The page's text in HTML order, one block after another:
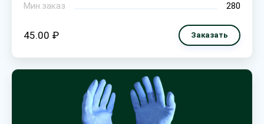
Мин.заказ
280
45.00 ₽ Заказать